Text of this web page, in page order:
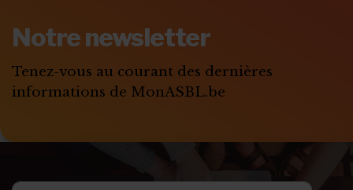
S'ABONNER
Notre newsletter
Tenez-vous au courant des dernières
informations de MonASBL.be